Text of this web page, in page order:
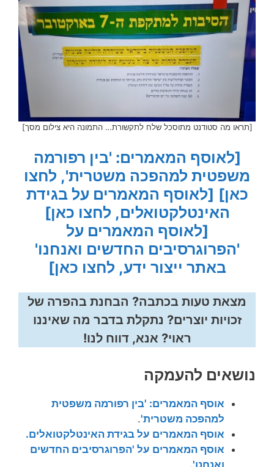
[תראו מה סטודנט מתוסכל שלח לתקשורת… התמונה היא צילום מסך]
[לאוסף המאמרים: 'בין רפורמה
משפטית למהפכה משטרית', לחצו
כאן] [לאוסף המאמרים על בגידת
האינטלקטואלים, לחצו כאן]
[לאוסף המאמרים על
'הפרוגרסיבים החדשים ואנחנו'
באתר ייצור ידע, לחצו כאן]
מצאת טעות בכתבה? הבחנת בהפרה של
זכויות יוצרים? נתקלת בדבר מה שאיננו
ראוי? אנא, דווח לנו!
נושאים להעמקה
אוסף המאמרים: 'בין רפורמה משפטית
למהפכה משטרית'.
אוסף המאמרים על בגידת האינטלקטואלים.
אוסף המאמרים על 'הפרוגרסיבים החדשים
ואנחנו'.